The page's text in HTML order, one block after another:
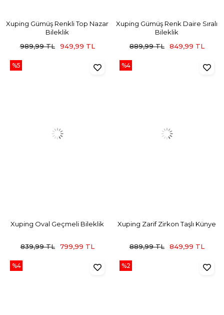
Xuping Gümüş Renkli Top Nazar
Bileklik
989,99 TL
949,99 TL
Xuping Gümüş Renk Daire Sıralı
Bileklik
889,99 TL
849,99 TL
Xuping Oval Geçmeli Bileklik
839,99 TL 799,99 TL
%5
Xuping Zarif Zirkon Taşlı Künye
889,99 TL 849,99 TL
%4
%4 %2